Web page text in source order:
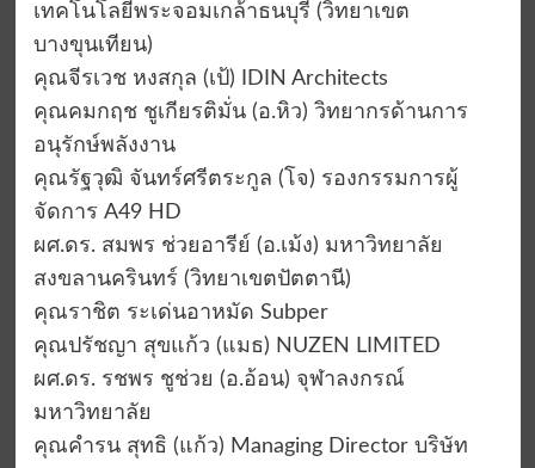
เทคโนโลยีพระจอมเกล้าธนบุรี (วิทยาเขต
บางขุนเทียน)
คุณจีรเวช หงสกุล (เป้) IDIN Architects
คุณคมกฤช ชูเกียรติมั่น (อ.หิว) วิทยากรด้านการ
อนุรักษ์พลังงาน
คุณรัฐวุฒิ จันทร์ศรีตระกูล (โจ) รองกรรมการผู้
จัดการ A49 HD
ผศ.ดร. สมพร ช่วยอารีย์ (อ.เม้ง) มหาวิทยาลัย
สงขลานครินทร์ (วิทยาเขตปัตตานี)
คุณราชิต ระเด่นอาหมัด Subper
คุณปรัชญา สุขแก้ว (แมธ) NUZEN LIMITED
ผศ.ดร. รชพร ชูช่วย (อ.อ้อน) จุฬาลงกรณ์
มหาวิทยาลัย
คุณคำรน สุทธิ (แก้ว) Managing Director บริษัท